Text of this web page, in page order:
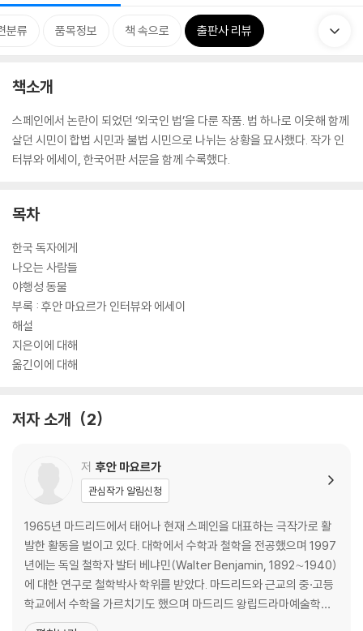
분류 품목정보 책 속으로 출판사 리뷰
책소개
스페인에서 논란이 되었던 ‘외국인 법’을 다룬 작품. 법 하나로 이웃해 함께
살던 시민이 합법 시민과 불법 시민으로 나뉘는 상황을 묘사했다. 작가 인
터뷰와 에세이, 한국어판 서문을 함께 수록했다.
목차
한국 독자에게
나오는 사람들
야행성 동물
부록 : 후안 마요르가 인터뷰와 에세이
해설
지은이에 대해
옮긴이에 대해
저자 소개 2
저 후안 마요르가
관심작가 알림신청
1965년 마드리드에서 태어나 현재 스페인을 대표하는 극작가로 활
발한 활동을 벌이고 있다. 대학에서 수학과 철학을 전공했으며 1997
년에는 독일 철학자 발터 베냐민(Walter Benjamin, 1892∼1940)
에 대한 연구로 철학박사 학위를 받았다. 마드리드와 근교의 중·고등
학교에서 수학을 가르치기도 했으며 마드리드 왕립드라마예술학교
에서 교수로 지내다 현재 카를로스3세대학에서 무대예술 강좌를 총